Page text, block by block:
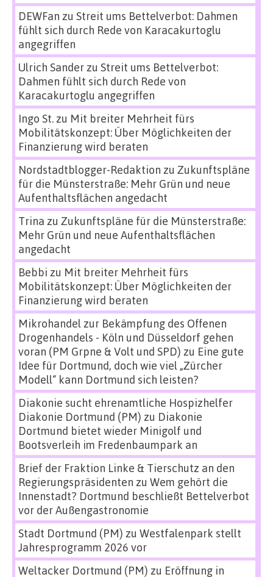
DEWFan zu Streit ums Bettelverbot: Dahmen
fühlt sich durch Rede von Karacakurtoglu
angegriffen
Ulrich Sanderzu Streit ums Bettelverbot:
Dahmen fühlt sich durch Rede von
Karacakurtoglu angegriffen
Ingo St.zu Mit breiter Mehrheit fürs
Mobilitätskonzept: Über Möglichkeiten der
Finanzierung wird beraten
Nordstadtblogger-Redaktion zu Zukunftspläne
für die Münsterstraße: Mehr Grün und neue
Aufenthaltsflächen angedacht
Trina zu Zukunftspläne für die Münsterstraße:
Mehr Grün und neue Aufenthaltsflächen
angedacht
Bebbi zu Mit breiter Mehrheit fürs
Mobilitätskonzept: Über Möglichkeiten der
Finanzierung wird beraten
Mikrohandel zur Bekämpfung des Offenen
Drogenhandels - Köln und Düsseldorf gehen
voran (PM Grpne & Volt und SPD) zu Eine gute
Idee für Dortmund, doch wie viel „Zürcher
Modell“ kann Dortmund sich leisten?
Diakonie sucht ehrenamtliche Hospizhelfer
Diakonie Dortmund (PM) zu Diakonie
Dortmund bietet wieder Minigolf und
Bootsverleih im Fredenbaumpark an
Brief der Fraktion Linke & Tierschutz an den
Regierungspräsidenten zu Wem gehört die
Innenstadt? Dortmund beschließt Bettelverbot
vor der Außengastronomie
Stadt Dortmund (PM) zu Westfalenpark stellt
Jahresprogramm 2026 vor
Weltacker Dortmund (PM) zu Eröffnung in